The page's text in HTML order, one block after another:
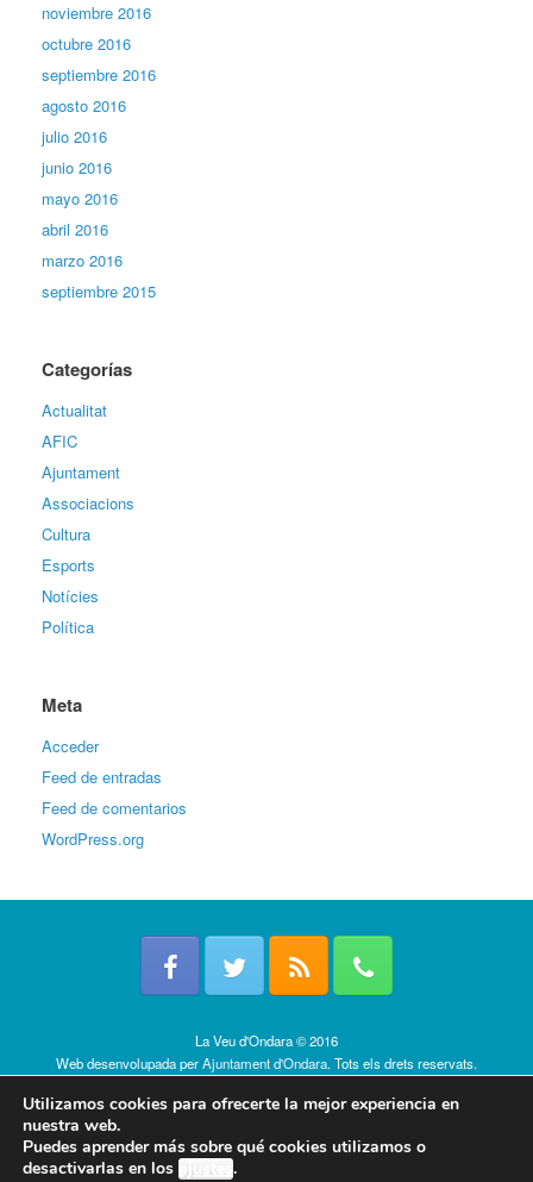
noviembre 2016
octubre 2016
septiembre 2016
agosto 2016
julio 2016
junio 2016
mayo 2016
abril 2016
marzo 2016
septiembre 2015
Categorías
Actualitat
AFIC
Ajuntament
Associacions
Cultura
Esports
Notícies
Política
Meta
Acceder
Feed de entradas
Feed de comentarios
WordPress.org
La Veu d'Ondara © 2016
Web desenvolupada perAjuntament d'Ondara. Tots els drets reservats.
Utilizamos cookies para ofrecerte la mejor experiencia en
nuestra web.
Puedes aprender más sobre qué cookies utilizamos o
desactivarlas en los ajustes.